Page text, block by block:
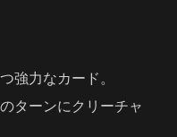
強力なカード。
ターンにクリーチャ